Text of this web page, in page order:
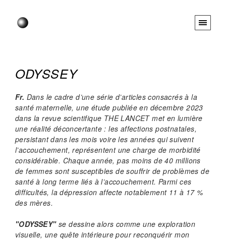
ODYSSEY
Fr. Dans le cadre d’une série d’articles consacrés à la
santé maternelle, une étude publiée en décembre 2023
dans la revue scientifique THE LANCETmet en lumière
une réalité déconcertante : les affections postnatales,
persistant dans les mois voire les années qui suivent
l’accouchement, représentent une charge de morbidité
considérable. Chaque année, pas moins de 40 millions
de femmes sont susceptibles de souffrir de problèmes de
santé à long terme liés à l’accouchement. Parmi ces
difficultés, la dépression affecte notablement 11 à 17 %
des mères.
"ODYSSEY"se dessine alors comme une exploration
visuelle, une quête intérieure pour reconquérir mon